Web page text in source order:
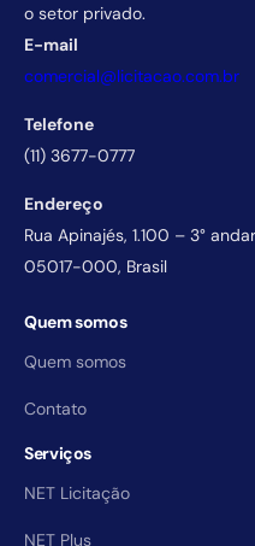
o setor privado.
E-mail
comercial@licitacao.com.br
Telefone
(11) 3677-0777
Endereço
Rua Apinajés, 1.100 – 3°
05017-000, Brasil
Quem somos
Quem somos
Contato
Serviços
NET Licitação
NET Plus